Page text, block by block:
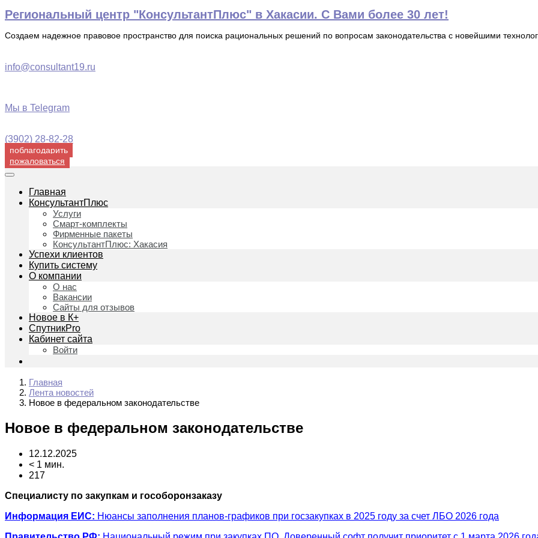
Перейти
к
содержимому
Региональный центр "КонсультантПлюс" в Хакасии. С Вами более 30 лет!
Создаем надежное правовое пространство для поиска рациональных решений по вопросам законодательства с новейшими
info@consultant19.ru
Мы в Telegram
(3902) 28-82-28
поблагодарить
пожаловаться
Главная
КонсультантПлюс
Услуги
Смарт-комплекты
Фирменные пакеты
КонсультантПлюс: Хакасия
Успехи клиентов
Купить систему
О компании
О нас
Вакансии
Сайты для отзывов
Новое в К+
СпутникPro
Кабинет сайта
Войти
Главная
Лента новостей
Новое в федеральном законодательстве
Новое в федеральном законодательстве
12.12.2025
< 1 мин.
217
Специалисту по закупкам и гособоронзаказу
Информация ЕИС: Нюансы заполнения планов-графиков при госзакупках в 2025 году за счет ЛБО 2026 года